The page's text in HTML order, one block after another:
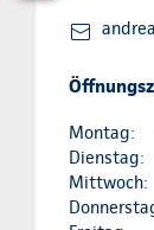
Montag:
Dienstag:
Mittwoch: